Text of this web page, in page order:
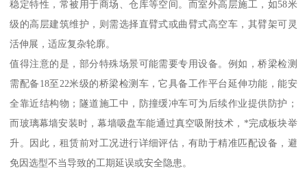
稳定特性，常被用于商场、仓库等空间。而室外高层施工，如58米
级的高层建筑维护，则需选择直臂式或曲臂式高空车，其臂架可灵
活伸展，适应复杂轮廓。
值得注意的是，部分特殊场景可能需要专用设备。例如，桥梁检测
需配备18至22米级的桥梁检测车，它具备工作平台延伸功能，能安
全靠近结构物；隧道施工中，防撞缓冲车可为后续作业提供防护；
而玻璃幕墙安装时，幕墙吸盘车能通过真空吸附技术，*完成板块举
升。因此，租赁前对工况进行详细评估，有助于精准匹配设备，避
免因选型不当导致的工期延误或安全隐患。